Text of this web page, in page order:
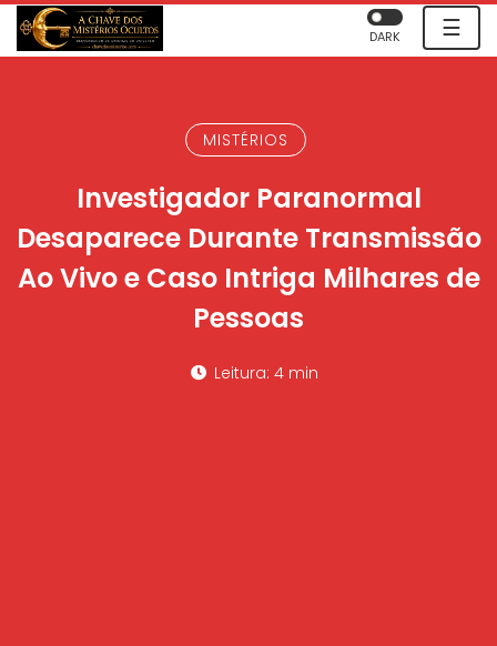
☰
DARK
MISTÉRIOS
Investigador Paranormal
Desaparece Durante Transmissão
Ao Vivo e Caso Intriga Milhares de
Pessoas
Leitura: 4 min